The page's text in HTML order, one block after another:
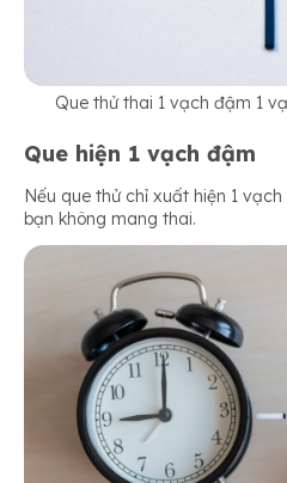
Que thử thai 1 vạch đậm 1
Que hiện 1 vạch đậm
Nếu que thử chỉ xuất hiện 1
bạn không mang thai.